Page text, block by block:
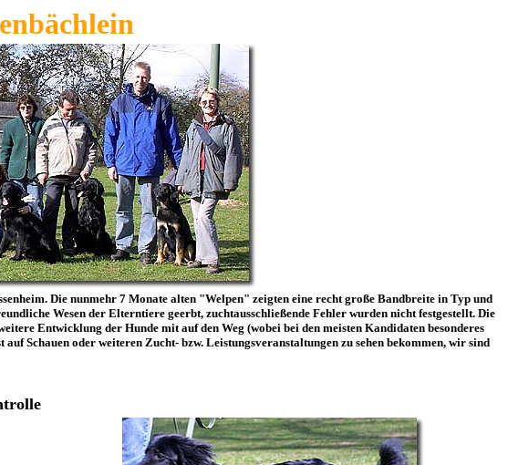
Die nunmehr 7 Monate alten "Welpen" zeigten eine recht große Bandbreite in Typ und
Wesen der Elterntiere geerbt, zuchtausschließende Fehler wurden nicht festgestellt. Die
Entwicklung der Hunde mit auf den Weg (wobei bei den meisten Kandidaten besonderes
Schauen oder weiteren Zucht- bzw. Leistungsveranstaltungen zu sehen bekommen, wir sind